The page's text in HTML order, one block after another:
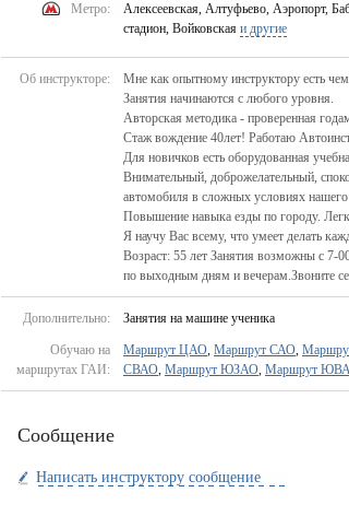
Метро:
Алексеевская, Алтуфьево, Аэропорт,
стадион, Войковская и другие
Об инструкторе:
Мне как опытному инструктору есть
Занятия начинаются с любого уровня.
Авторская методика - проверенная
Стаж вождение 40лет! Работаю
Для новичков есть оборудованная
Внимательный, доброжелательный,
автомобиля в сложных условиях нашего
Повышение навыка езды по городу.
Я научу Вас всему, что умеет делать
Возраст: 55 лет Занятия возможны с 7-
по выходным дням и вечерам.Звоните
Дополнительно: Занятия на машине ученика
Обучаю на
маршрутах ГАИ:
Маршрут ЦАО, Маршрут САО,
СВАО, Маршрут ЮЗАО, Маршрут
Сообщение
Написать инструктору сообщение